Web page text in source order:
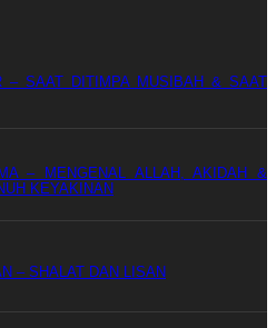
– SAAT DITIMPA MUSIBAH & SAAT
– MENGENAL ALLAH, AKIDAH &
KEYAKINAN
– SHALAT DAN LISAN